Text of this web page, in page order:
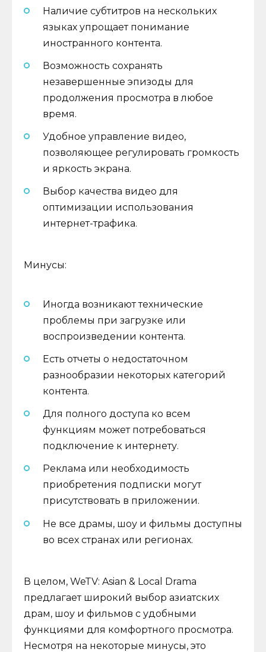
Наличие субтитров на нескольких
языках упрощает понимание
иностранного контента.
Возможность сохранять
незавершенные эпизоды для
продолжения просмотра в любое
время.
Удобное управление видео,
позволяющее регулировать громкость
и яркость экрана.
Выбор качества видео для
оптимизации использования
интернет-трафика.
Минусы:
Иногда возникают технические
проблемы при загрузке или
воспроизведении контента.
Есть отчеты о недостаточном
разнообразии некоторых категорий
контента.
Для полного доступа ко всем
функциям может потребоваться
подключение к интернету.
Реклама или необходимость
приобретения подписки могут
присутствовать в приложении.
Не все драмы, шоу и фильмы доступны
во всех странах или регионах.
В целом, WeTV: Asian & Local Drama
предлагает широкий выбор азиатских
драм, шоу и фильмов с удобными
функциями для комфортного просмотра.
Несмотря на некоторые минусы, это